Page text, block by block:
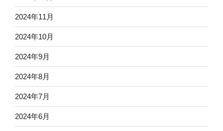
2024年11月
2024年10月
2024年9月
2024年8月
2024年7月
2024年6月